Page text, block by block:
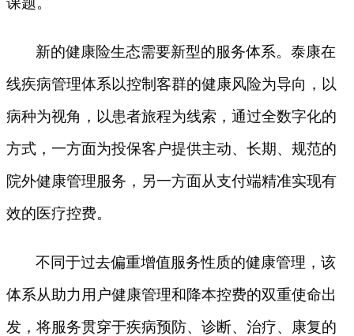
新的健康险生态需要新型的服务体系。泰康在
线疾病管理体系以控制客群的健康风险为导向，以
病种为视角，以患者旅程为线索，通过全数字化的
方式，一方面为投保客户提供主动、长期、规范的
院外健康管理服务，另一方面从支付端精准实现有
效的医疗控费。
不同于过去偏重增值服务性质的健康管理，该
体系从助力用户健康管理和降本控费的双重使命出
发，将服务贯穿于疾病预防、诊断、治疗、康复的